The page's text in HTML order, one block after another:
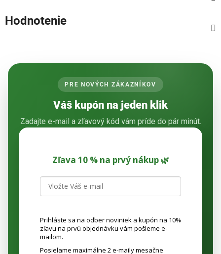
Hodnotenie
PRE NOVÝCH ZÁKAZNÍKOV
Váš kupón na jeden klik
Zadajte e-mail a zľavový kód vám príde do pár minút.
Zľava 10 % na prvý nákup 🌿
Prihláste sa na odber noviniek a kupón na 10%
zľavu na prvú objednávku vám pošleme e-
mailom.
Posielame maximálne 2 e-maily mesačne